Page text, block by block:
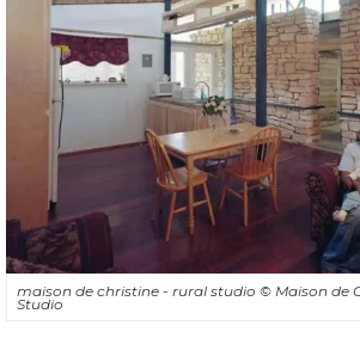
maison de christine - rural studio © Maison de
Studio